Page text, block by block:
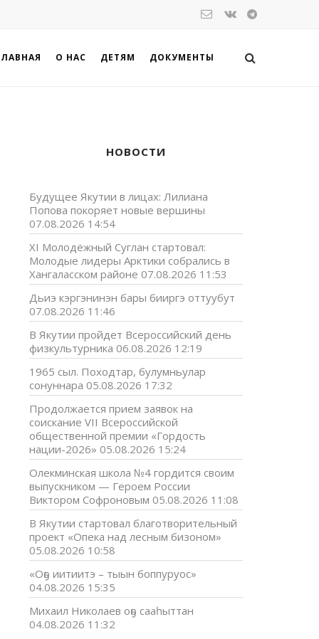
О НАС ДЕТЯМ ДОКУМЕНТЫ
НОВОСТИ
Будущее Якутии в лицах: Лилиана
Попова покоряет новые вершины
07.08.2026 14:54
XI Молодёжный Суглан стартовал:
Молодые лидеры Арктики собрались в
Хангаласском районе 07.08.2026 11:53
Дьиэ кэргэнинэн бары бииргэ оттуубут
07.08.2026 11:46
В Якутии пройдет Всероссийский день
физкультурника 06.08.2026 12:19
1965 сыл. Походтар, булумньулар
сонуннара 05.08.2026 17:32
Продолжается прием заявок на
соискание VII Всероссийской
общественной премии «Гордость
нации-2026» 05.08.2026 15:24
Олекминская школа №4 гордится своим
выпускником — Героем России
Виктором Софроновым 05.08.2026 11:08
В Якутии стартовал благотворительный
проект «Опека над лесным бизоном»
05.08.2026 10:58
«Оҕо иитиитэ – тыын боппуруос»
04.08.2026 15:35
Михаил Николаев оҕо сааһыттан
04.08.2026 11:32